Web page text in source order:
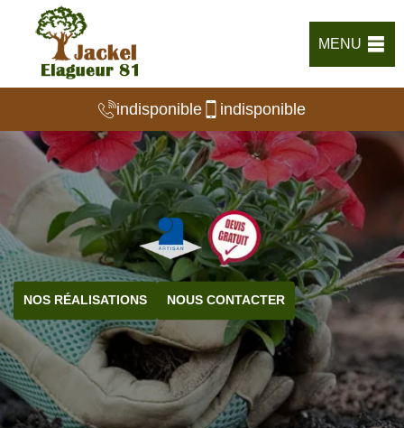
MENU
indisponible indisponible
NOS RÉALISATIONS NOUS CONTACTER